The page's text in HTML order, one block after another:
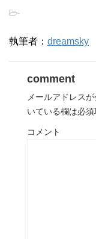
-
執筆者： dreamsky
comment
メールアドレス
いている欄は必
コメント